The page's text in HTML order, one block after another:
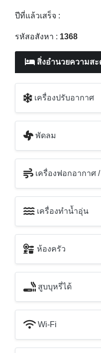
ปีที่แล้วเสร็จ :
รหัสอสังหา : 1368
สิ่งอำนวยความส
เครื่องปรับอากาศ
พัดลม
เครื่องฟอกอากาศ
เครื่องทำน้ำอุ่น
ห้องครัว
สูบบุหรี่ได้
Wi-Fi